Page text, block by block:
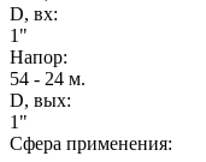
D, вх:
1"
Напор:
54 - 24 м.
D, вых:
1"
Сфера применения: